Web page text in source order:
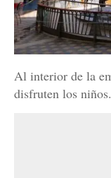
Al interior de la
disfruten los niños.